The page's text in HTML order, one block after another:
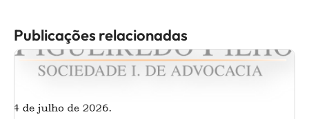
Publicações relacionadas